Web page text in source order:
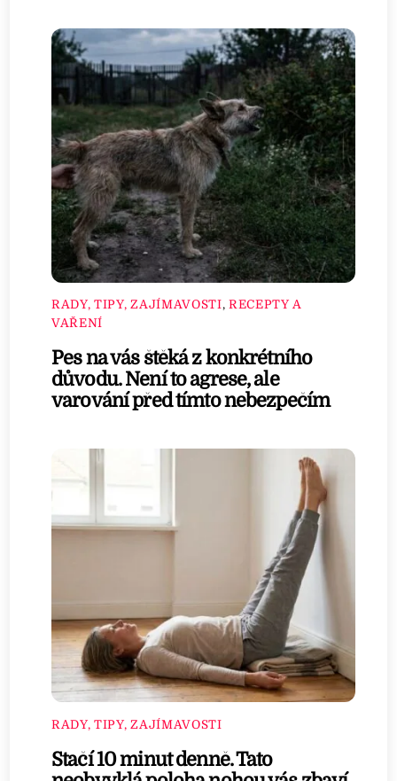
RADY, TIPY, ZAJÍMAVOSTI, RECEPTY A
VAŘENÍ
Pes na vás štěká z konkrétního
důvodu. Není to agrese, ale
varování před tímto nebezpečím
RADY, TIPY, ZAJÍMAVOSTI
Stačí 10 minut denně. Tato